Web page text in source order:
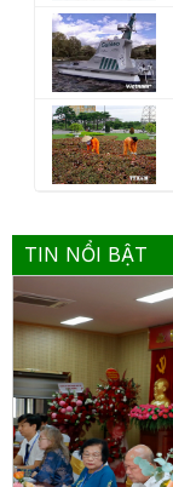
TIN NỔI BẬT